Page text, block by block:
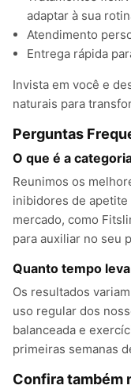
adaptar à sua
Atendimento
Entrega rápida
Invista em você e
naturais para
Perguntas
O que é a
Reunimos os
inibidores de
mercado, como
para auxiliar no seu
Quanto tempo
Os resultados
uso regular dos
balanceada e
primeiras semanas
Confira também